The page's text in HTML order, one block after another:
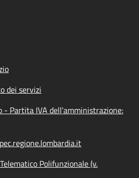
dei servizi
- Partita IVA dell'amministrazione:
Polifunzionale (v.